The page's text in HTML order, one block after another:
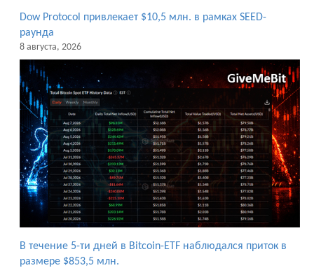
Dow Protocol привлекает $10,5 млн. в рамках SEED-
раунда
8 августа, 2026
В течение 5-ти дней в Bitcoin-ETF наблюдался приток в
размере $853,5 млн.